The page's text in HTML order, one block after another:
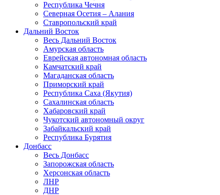
Республика Чечня
Северная Осетия – Алания
Ставропольский край
Дальний Восток
Весь Дальний Восток
Амурская область
Еврейская автономная область
Камчатский край
Магаданская область
Приморский край
Республика Саха (Якутия)
Сахалинская область
Хабаровский край
Чукотский автономный округ
Забайкальский край
Республика Бурятия
Донбасс
Весь Донбасс
Запорожская область
Херсонская область
ЛНР
ДНР